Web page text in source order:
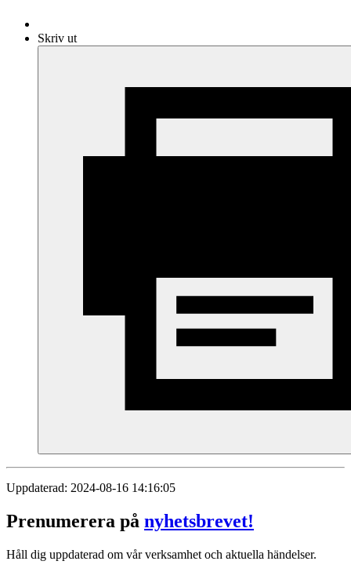
Skriv ut
Uppdaterad: 2024-08-16 14:16:05
Prenumerera på nyhetsbrevet!
Håll dig uppdaterad om vår verksamhet och aktuella händelser.